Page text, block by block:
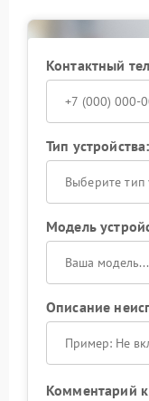
Контактный
Тип устройства:
Выберите тип
Модель
Описание
Комментарий к